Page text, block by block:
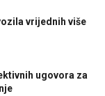
vrijednih više
ugovora za